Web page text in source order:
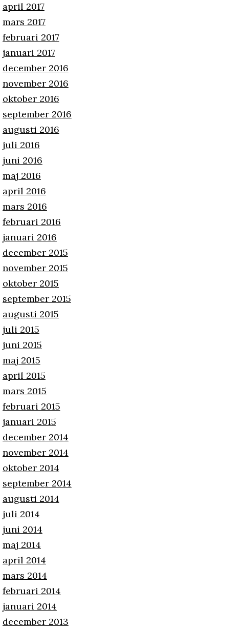
april 2017
mars 2017
februari 2017
januari 2017
december 2016
november 2016
oktober 2016
september 2016
augusti 2016
juli 2016
juni 2016
maj 2016
april 2016
mars 2016
februari 2016
januari 2016
december 2015
november 2015
oktober 2015
september 2015
augusti 2015
juli 2015
juni 2015
maj 2015
april 2015
mars 2015
februari 2015
januari 2015
december 2014
november 2014
oktober 2014
september 2014
augusti 2014
juli 2014
juni 2014
maj 2014
april 2014
mars 2014
februari 2014
januari 2014
december 2013